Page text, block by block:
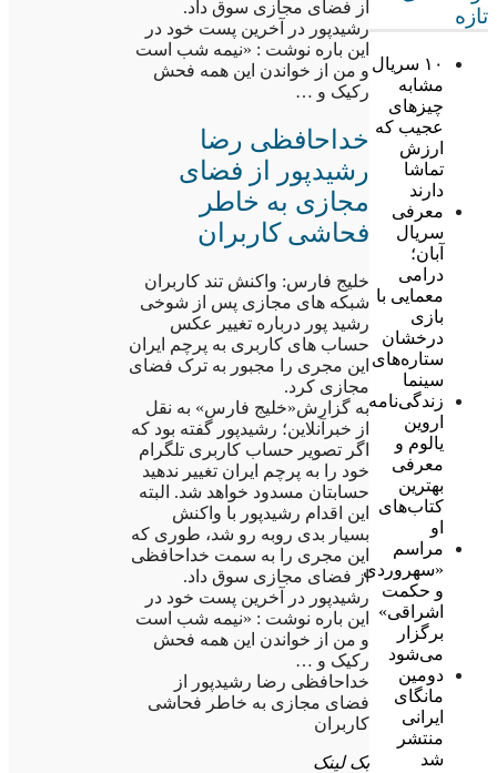
تازه
۱۰ سریال
مشابه
چیزهای
عجیب که
ارزش
تماشا
دارند
معرفی
سریال
آبان؛
درامی
معمایی با
بازی
درخشان
ستاره‌های
سینما
زندگی‌نامه
اروین
یالوم و
معرفی
بهترین
کتاب‌های
او
مراسم
«سهروردی
و حکمت
اشراقی»
برگزار
می‌شود
دومین
مانگای
ایرانی
منتشر
شد
از فضای مجازی سوق داد.
رشیدپور در آخرین پست خود در
این باره نوشت : «نیمه شب است
و من از خواندن این همه فحش
رکیک و …
خداحافظی رضا
رشیدپور از فضای
مجازی به خاطر
فحاشی کاربران
خلیج فارس: واکنش تند کاربران
شبکه های مجازی پس از شوخی
رشید پور درباره تغییر عکس
حساب های کاربری به پرچم ایران
این مجری را مجبور به ترک فضای
مجازی کرد.
به گزارش«خلیج فارس» به نقل
از خبرآنلاین؛ رشیدپور گفته بود که
اگر تصویر حساب کاربری تلگرام
خود را به پرچم ایران تغییر ندهید
حسابتان مسدود خواهد شد. البته
این اقدام رشیدپور با واکنش
بسیار بدی روبه رو شد، طوری که
این مجری را به سمت خداحافظی
از فضای مجازی سوق داد.
رشیدپور در آخرین پست خود در
این باره نوشت : «نیمه شب است
و من از خواندن این همه فحش
رکیک و …
خداحافظی رضا رشیدپور از
فضای مجازی به خاطر فحاشی
کاربران
بک لینک